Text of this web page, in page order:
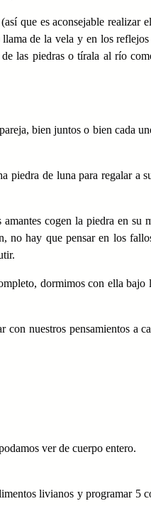
que es aconsejable realizar
de la vela y en los
las piedras o tírala al río
bien juntos o bien cada
piedra de luna para regalar a
cogen la piedra en
no hay que pensar en los
dormimos con ella
nuestros pensamientos a
ver de cuerpo entero.
livianos y programar 5